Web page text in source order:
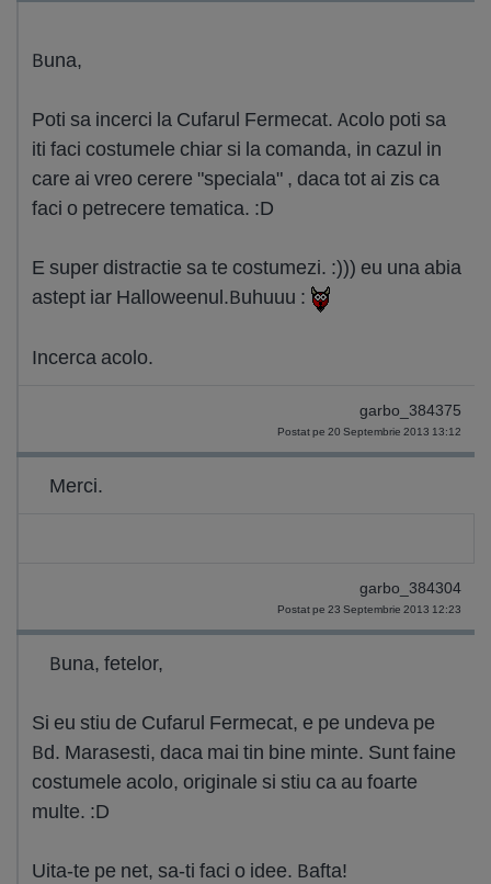
Buna,
Poti sa incerci la Cufarul Fermecat. Acolo poti sa
iti faci costumele chiar si la comanda, in cazul in
care ai vreo cerere "speciala" , daca tot ai zis ca
faci o petrecere tematica. :D
E super distractie sa te costumezi. :))) eu una abia
astept iar Halloweenul.Buhuuu :
Incerca acolo.
garbo_384375
Postat pe 20 Septembrie 2013 13:12
Merci.
garbo_384304
Postat pe 23 Septembrie 2013 12:23
Buna, fetelor,
Si eu stiu de Cufarul Fermecat, e pe undeva pe
Bd. Marasesti, daca mai tin bine minte. Sunt faine
costumele acolo, originale si stiu ca au foarte
multe. :D
Uita-te pe net, sa-ti faci o idee. Bafta!